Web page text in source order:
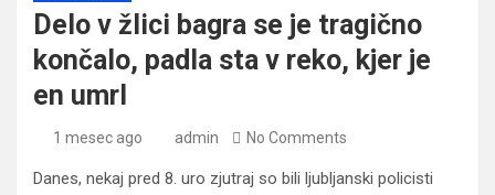
Delo v žlici bagra se je tragično
končalo, padla sta v reko, kjer je
en umrl
1 mesec ago admin No Comments
Danes, nekaj pred 8. uro zjutraj so bili ljubljanski policisti